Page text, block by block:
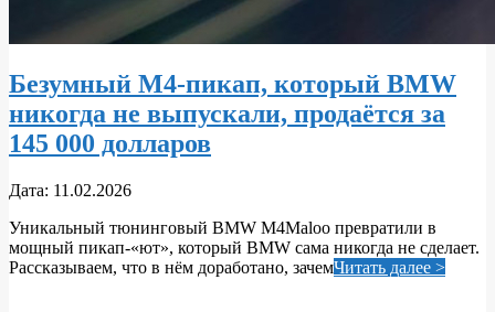
Безумный M4‑пикап, который BMW
никогда не выпускали, продаётся за
145 000 долларов
2026-
11
Дата: 11.02.2026
Уникальный тюнинговый BMW M4Maloo превратили в
мощный пикап‑«ют», который BMW сама никогда не сделает.
Рассказываем, что в нём доработано, зачемЧитать далее >